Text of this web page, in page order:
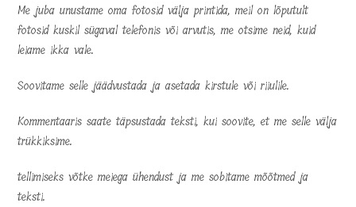
Me juba unustame oma fotosid välja printida, meil on lõputult
fotosid kuskil sügaval telefonis või arvutis, me otsime neid, kuid
leiame ikka vale.
Soovitame selle jäädvustada ja asetada kirstule või riiulile.
Kommentaaris saate täpsustada teksti, kui soovite, et me selle välja
trükkiksime.
tellimiseks võtke meiega ühendust ja me sobitame mõõtmed ja
teksti.